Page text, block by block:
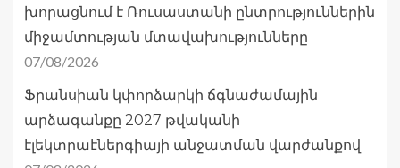
խորացնում է Ռուսաստանի ընտրություններին
միջամտության մտավախությունները
07/08/2026
Ֆրանսիան կփորձարկի ճգնաժամային
արձագանքը 2027 թվականի
էլեկտրաէներգիայի անջատման վարժանքով